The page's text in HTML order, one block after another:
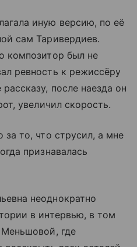
иную версию, по её
сам Таривердиев.
композитор был не
ревность к режиссёру
после наезда он
увеличил скорость.
то, что струсил, а мне
признавалась
неоднократно
в интервью, в том
где